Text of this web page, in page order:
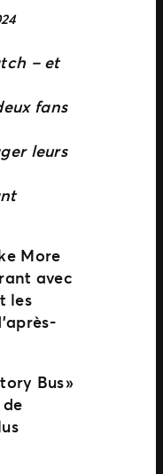
– et
fans
leurs
More
avec
les
Bus »